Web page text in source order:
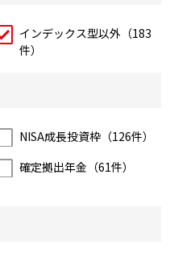
断基準インデックス型以外（183
件）
NISA成長投資枠（126件）
確定拠出年金（61件）